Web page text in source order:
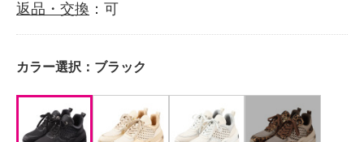
返品・交換 ：可
カラー選択： ブラック